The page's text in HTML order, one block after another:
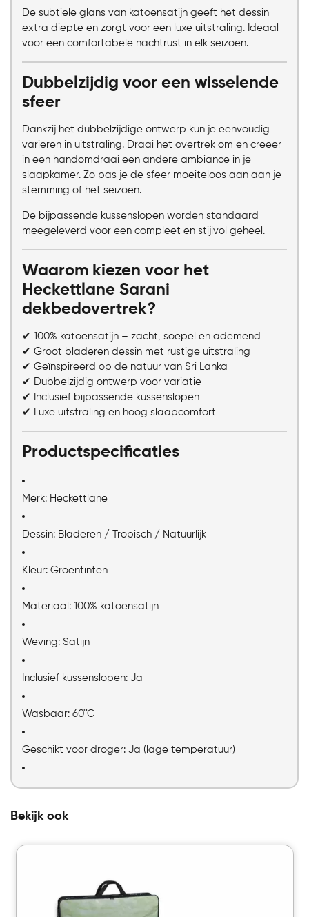
De subtiele glans van katoensatijn geeft het dessin
extra diepte en zorgt voor een luxe uitstraling. Ideaal
voor een comfortabele nachtrust in elk seizoen.
Dubbelzijdig voor een wisselende
sfeer
Dankzij het dubbelzijdige ontwerp kun je eenvoudig
variëren in uitstraling. Draai het overtrek om en creëer
in een handomdraai een andere ambiance in je
slaapkamer. Zo pas je de sfeer moeiteloos aan aan je
stemming of het seizoen.
De bijpassende kussenslopen worden standaard
meegeleverd voor een compleet en stijlvol geheel.
Waarom kiezen voor het
Heckettlane Sarani
dekbedovertrek?
✔ 100% katoensatijn – zacht, soepel en ademend
✔ Groot bladeren dessin met rustige uitstraling
✔ Geïnspireerd op de natuur van Sri Lanka
✔ Dubbelzijdig ontwerp voor variatie
✔ Inclusief bijpassende kussenslopen
✔ Luxe uitstraling en hoog slaapcomfort
Productspecificaties
Merk: Heckettlane
Dessin: Bladeren / Tropisch / Natuurlijk
Kleur: Groentinten
Materiaal: 100% katoensatijn
Weving: Satijn
Inclusief kussenslopen: Ja
Wasbaar: 60°C
Geschikt voor droger: Ja (lage temperatuur)
Bekijk ook